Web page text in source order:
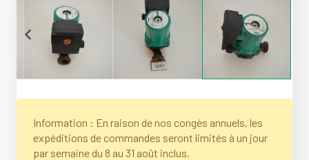
Information : En raison de nos congés annuels, les
expéditions de commandes seront limités à un jour
par semaine du 8 au 31 août inclus.